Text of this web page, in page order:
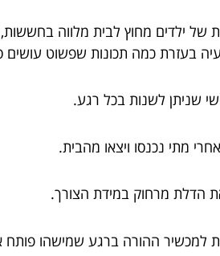
של ילדים מחוץ לבית מלווה
בעזרת כמה תכונות שפשוט עושים
שניתן לשנות בכל רגע.
מתי נכנסו ויצאו מהבית.
הדלת מרחוק במידת הצורך.
למכשיר ההורה ברגע שמישהו